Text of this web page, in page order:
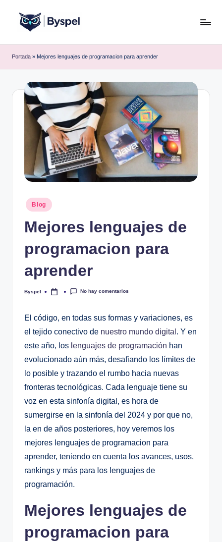
contenido
y
s
p
Portada » Mejores lenguajes de programacion para aprender
Publicado
en
Blog
Mejores lenguajes de
programacion para
aprender
Publicado
Byspel No hay comentarios
El código, en todas sus formas y variaciones, es
el tejido conectivo de nuestro mundo digital . Y en
este año, los lenguajes de programación han
evolucionado aún más, desafiando los límites de
lo posible y trazando el rumbo hacia nuevas
fronteras tecnológicas. Cada lenguaje tiene su
voz en esta sinfonía digital, es hora de
sumergirse en la sinfonía del 2024 y por que no,
la en de años posteriores, hoy veremos los
mejores lenguajes de programacion para
aprender, teniendo en cuenta los avances, usos,
rankings y más para los lenguajes de
programación.
Mejores lenguajes de
programacion para